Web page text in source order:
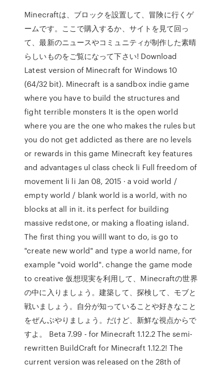
Minecraftは、ブロックを設置して、冒険に行くゲ
ームです。ここで購入するか、サイトを見て回っ
て、最新のニュースやコミュニティが制作した素晴
らしいものをご覧になって下さい! Download
Latest version of Minecraft for Windows 10
(64/32 bit). Minecraft is a sandbox indie game
where you have to build the structures and
fight terrible monsters It is the open world
where you are the one who makes the rules but
you do not get addicted as there are no levels
or rewards in this game Minecraft key features
and advantages ul class check li Full freedom of
movement li li Jan 08, 2015 · a void world /
empty world / blank world is a world, with no
blocks at all in it. its perfect for building
massive redstone, or making a floating island.
The first thing you willl want to do, is go to
"create new world" and type a world name, for
example "void world". change the game mode
to creative 仮想現実を利用して、Minecraftの世界
の中に入りましょう。建築して、探検して、モブと
戦いましょう。自分が知っていることや好きなこと
をぜんぶやりましょう。だけど、新鮮な視点からで
すよ。 Beta 7.99 - for Minecraft 1.12.2 The semi-
rewritten BuildCraft for Minecraft 1.12.2! The
current version was released on the 28th of